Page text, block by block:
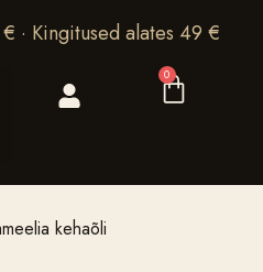
· Kingitused alates 49 €
0
kehaõli